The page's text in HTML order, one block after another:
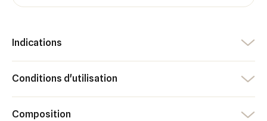
Indications
Conditions d'utilisation
Composition
Annuler Créer une liste d'envies
Annuler Connexion